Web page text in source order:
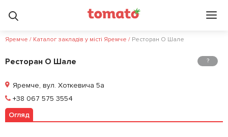
Яремче / Каталог закладів у місті Яремче / Ресторан О Шале
Ресторан О Шале ?
Залишити відгук У закладки
Яремче, вул. Хоткевича 5а
+38 067 575 3554
Огляд